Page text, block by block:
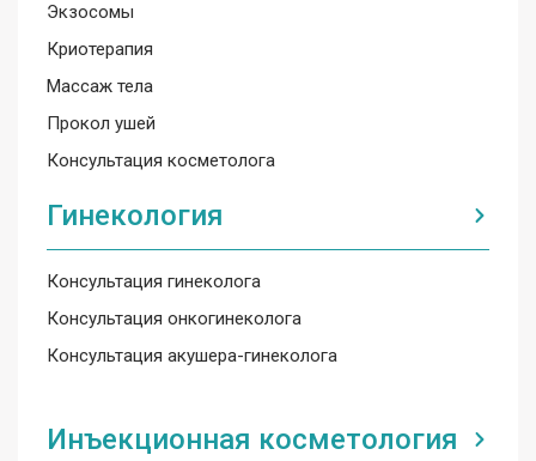
Экзосомы
Криотерапия
Массаж тела
Прокол ушей
Консультация косметолога
Гинекология
Консультация гинеколога
Консультация онкогинеколога
Консультация акушера-гинеколога
Инъекционная косметология